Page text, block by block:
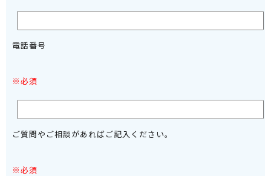
電話番号
※必須
ご質問やご相談があればご記入ください。
※必須